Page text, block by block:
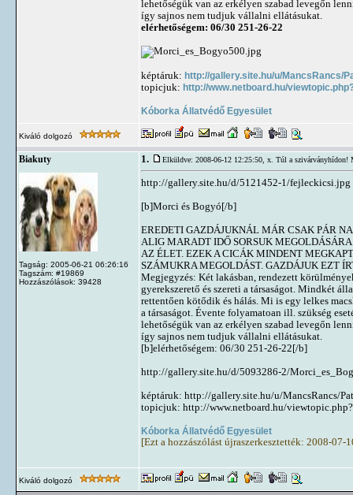
lehetőségük van az erkélyen szabad levegőn
így sajnos nem tudjuk vállalni ellátásukat.
elérhetőségem: 06/30 251-26-22
képtáruk: http://gallery.site.hu/u/MancsRancs/
topicjuk: http://www.netboard.hu/
Kóborka Állatvédő Egyesület
Kiváló dolgozó
Biakuty
Tagság: 2005-06-21 06:26:16
Tagszám: #19869
Hozzászólások: 39428
1. Elküldve: 2008-06-12 12:25:50, x. Túl a szivárványhídon!
http://gallery.site.hu/d/5121452-1/fejleckicsi.jpg
[b]Morci és Bogyó[/b]
EREDETI GAZDÁJUKNÁL MÁR CSAK PÁR
ALIG MARADT IDŐ SORSUK
AZ ÉLET. EZEK A CICÁK MINDENT
SZÁMUKRA MEGOLDÁST. GAZDÁJUK EZT
Megjegyzés: Két lakásban, rendezett
gyerekszerető és szereti a társaságot. Mindkét
rettentően kötődik és hálás. Mi is egy lelkes
a társaságot. Évente folyamatoan ill. szükség
lehetőségük van az erkélyen szabad levegőn
így sajnos nem tudjuk vállalni ellátásukat.
[b]elérhetőségem: 06/30 251-26-22[/b]
http://gallery.site.hu/d/5093286-2/
képtáruk: http://gallery.site.hu/u/MancsRancs/
topicjuk: http://www.netboard.hu/
Kóborka Állatvédő Egyesület
[Ezt a hozzászólást újraszerkesztették: 2008-07-
Kiváló dolgozó